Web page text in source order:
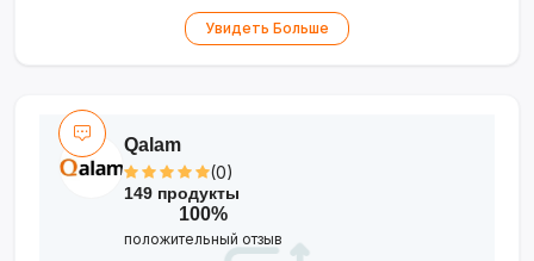
Увидеть Больше
Qalam
(0)
149 продукты
100%
положительный отзыв